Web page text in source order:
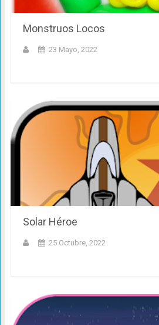
Monstruos Locos
23 Mayo, 2022
Solar Héroe
25 Octubre, 2022